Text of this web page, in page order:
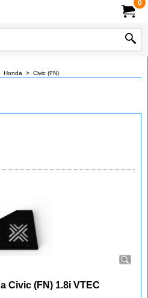
0
Honda > Civic (FN)
Civic (FN) 1.8i VTEC